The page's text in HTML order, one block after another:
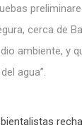
cerca de
ambiente, y
agua”.